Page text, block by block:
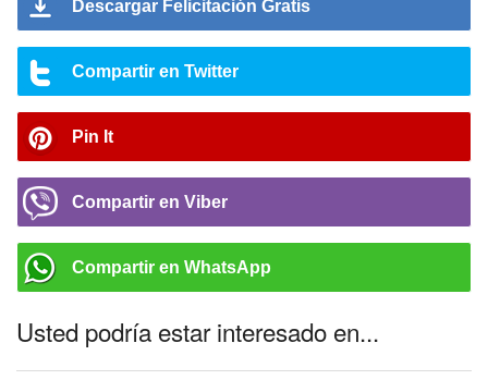
Descargar Felicitación Gratis
Compartir en Twitter
Pin It
Compartir en Viber
Compartir en WhatsApp
Usted podría estar interesado en...